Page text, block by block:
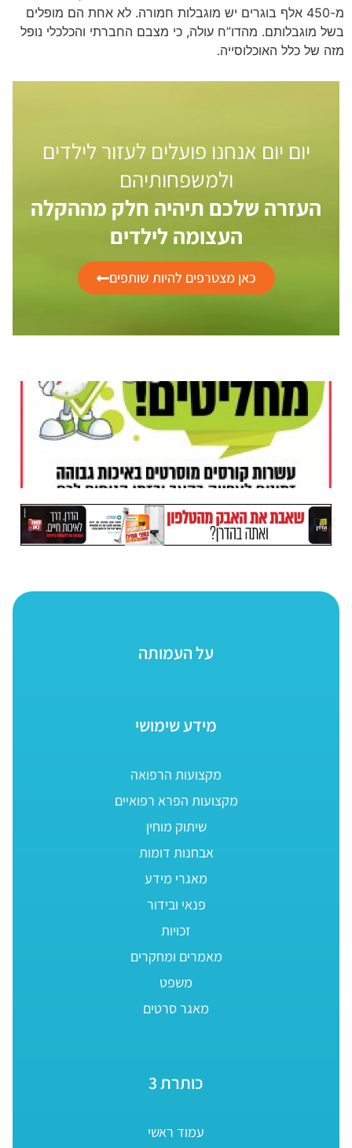
מ-450 אלף בוגרים יש מוגבלות חמורה. לא אחת הם מופלים
בשל מוגבלותם. מהדו”ח עולה, כי מצבם החברתי והכלכלי נופל
מזה של כלל האוכלוסייה.
יום יום אנחנו פועלים לעזור לילדים
ולמשפחותיהם
העזרה שלכם תיהיה חלק מההקלה
העצומה לילדים
כאן מצטרפים להיות שותפים
על העמותה
מידע שימושי
מקצועות הרפואה
מקצועות הפרא רפואיים
שיתוק מוחין
אבחנות דומות
מאגרי מידע
פנאי ובידור
זכויות
מאמרים ומחקרים
משפט
מאגר סרטים
כותרת 3
עמוד ראשי